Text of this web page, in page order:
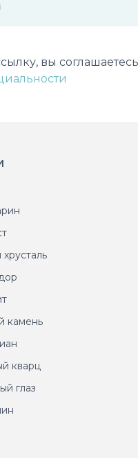
вы
хрусталь
камень
кварц
глаз